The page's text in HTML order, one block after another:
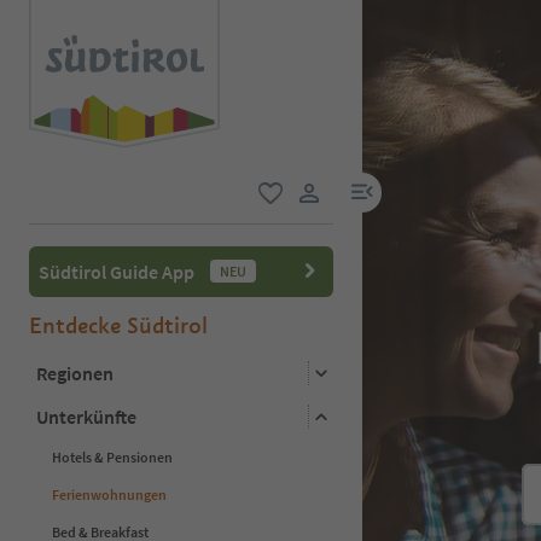
user link
menu link
Südtirol Guide App NEU
Entdecke Südtirol
Regionen
Unterkünfte
Hotels & Pensionen
Ferienwohnungen
Bed & Breakfast